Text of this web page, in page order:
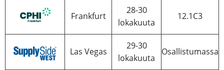
Frankfurt
28-30
lokakuuta
12.1C3
Las Vegas
29-30
lokakuuta
Osallistumassa